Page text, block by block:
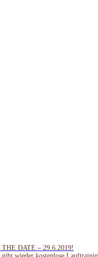
THE DATE – 29.6.2019!
gibt wieder kostenlose